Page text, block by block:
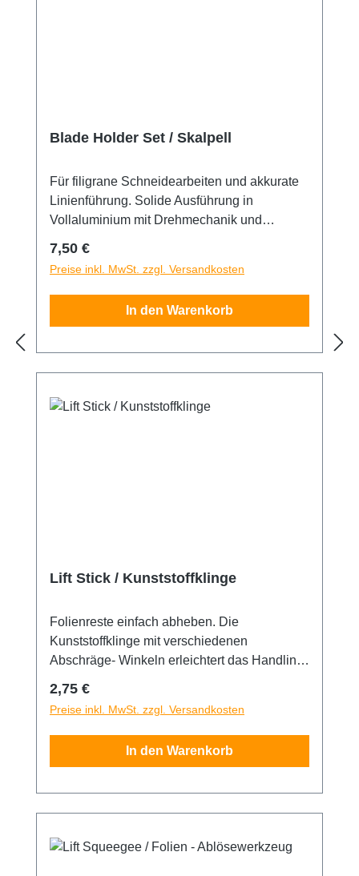
Blade Holder Set / Skalpell
Für filigrane Schneidearbeiten und akkurate
Linienführung. Solide Ausführung in
Vollaluminium mit Drehmechanik und
starken Klingen- Halt. Passend für 30° Grad
Klingen. 5 Ersatzklingen sind im
Lieferumfang enthalten.
Regulärer Preis:
7,50 €
Preise inkl. MwSt. zzgl. Versandkosten
In den Warenkorb
Lift Stick / Kunststoffklinge
Folienreste einfach abheben. Die
Kunststoffklinge mit verschiedenen
Abschräge- Winkeln erleichtert das Handling
Eintauchen unter die verklebten Folien. Die
Fertigung aus Hartkunststoff schont die
lackierten Untergründe.
Regulärer Preis:
2,75 €
Preise inkl. MwSt. zzgl. Versandkosten
In den Warenkorb